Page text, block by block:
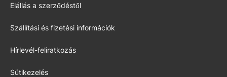
Elállás a szerződéstől
Szállítási és fizetési információk
Hírlevél-feliratkozás
Sütikezelés